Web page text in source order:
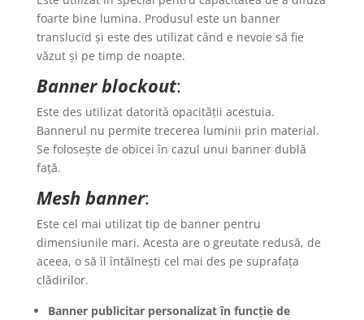
foarte bine lumina. Produsul este un banner
translucid și este des utilizat când e nevoie să fie
văzut și pe timp de noapte.
Banner blockout:
Este des utilizat datorită opacității acestuia.
Bannerul nu permite trecerea luminii prin material.
Se folosește de obicei în cazul unui banner dublă
față.
Mesh banner:
Este cel mai utilizat tip de banner pentru
dimensiunile mari. Acesta are o greutate redusă, de
aceea, o să îl întălnești cel mai des pe suprafața
clădirilor.
Banner publicitar personalizat în funcție de